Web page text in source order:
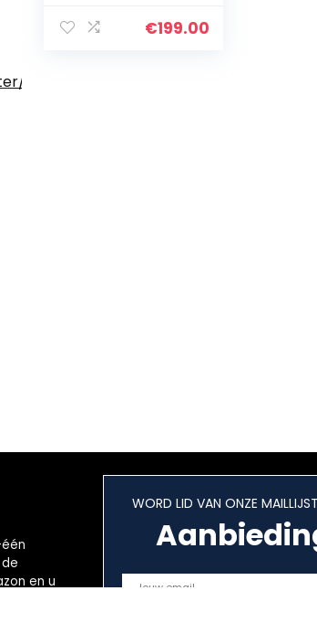
stroommeter,
cm, display: 2,7″,
€199.00
en u
WORD LID VAN ONZE